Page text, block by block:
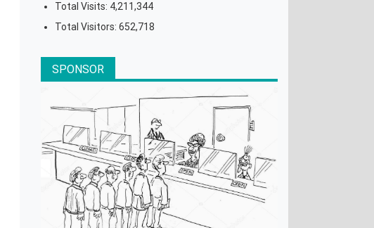
Total Visits: 4,211,344
Total Visitors:652,718
SPONSOR